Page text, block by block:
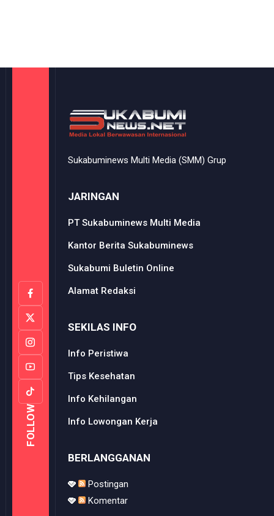
FOLLOW
Sukabuminews Multi Media (SMM) Grup
JARINGAN
PT Sukabuminews Multi Media
Kantor Berita Sukabuminews
Sukabumi Buletin Online
Alamat Redaksi
SEKILAS INFO
Info Peristiwa
Tips Kesehatan
Info Kehilangan
Info Lowongan Kerja
BERLANGGANAN
Postingan
Komentar